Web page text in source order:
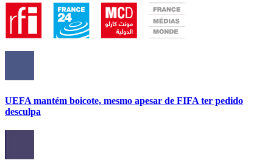
UEFA mantém boicote, mesmo apesar de FIFA ter pedido
desculpa